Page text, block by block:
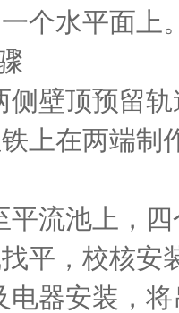
个水平面上
侧壁顶预留
上在两端制
平流池上，
平，校核安
电器安装，